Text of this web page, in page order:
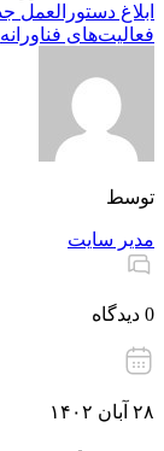
ابلاغ دستورالعمل
فعالیت‌های فناورانه
توسط
مدیر سایت
0 دیدگاه
۲۸ آبان ۱۴۰۲